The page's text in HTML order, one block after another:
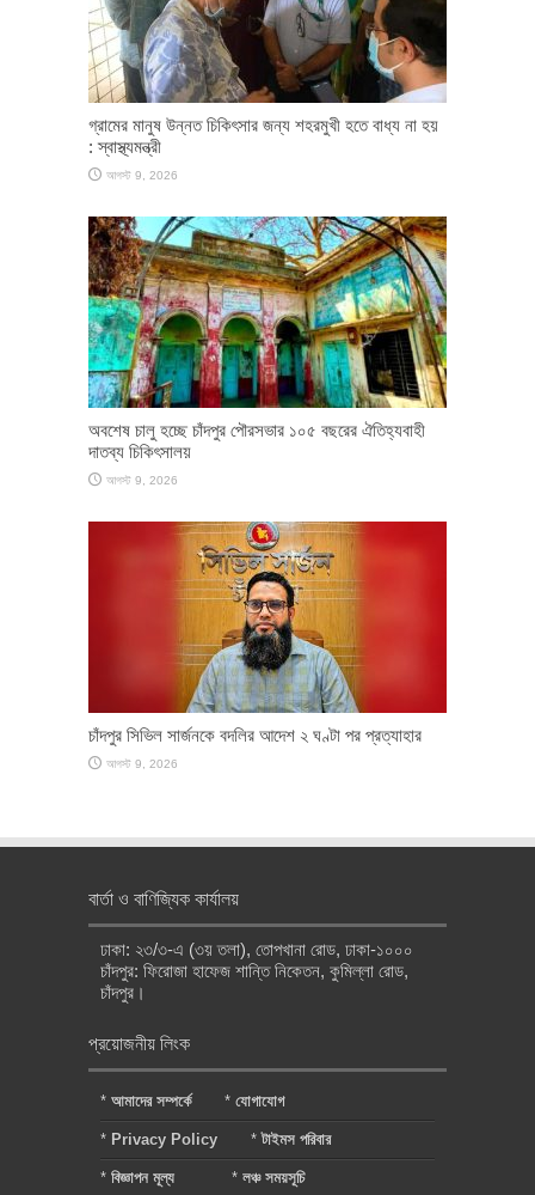
গ্রামের মানুষ উন্নত চিকিৎসার জন্য শহরমুখী হতে বাধ্য না হয়
: স্বাস্থ্যমন্ত্রী
আগস্ট 9, 2026
অবশেষ চালু হচ্ছে চাঁদপুর পৌরসভার ১০৫ বছরের ঐতিহ্যবাহী
দাতব্য চিকিৎসালয়
আগস্ট 9, 2026
চাঁদপুর সিভিল সার্জনকে বদলির আদেশ ২ ঘণ্টা পর প্রত্যাহার
আগস্ট 9, 2026
বার্তা ও বাণিজ্যিক কার্যালয়
ঢাকা: ২৩/৩-এ (৩য় তলা), তোপখানা রোড, ঢাকা-১০০০
চাঁদপুর: ফিরোজা হাফেজ শান্তি নিকেতন, কুমিল্লা রোড,
চাঁদপুর।
প্রয়োজনীয় লিংক
* আমাদের সম্পর্কে * যোগাযোগ
* Privacy Policy *টাইমস পরিবার
* বিজ্ঞাপন মূল্য * লঞ্চ সময়সূচি